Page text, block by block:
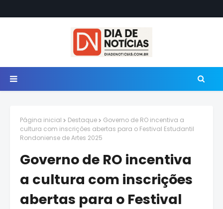
Página inicial Destaque
Governo de RO incentiva a
cultura com inscrições abertas para o Festival Estudantil
Rondoniense de Artes 2025
Governo de RO incentiva
a cultura com inscrições
abertas para o Festival